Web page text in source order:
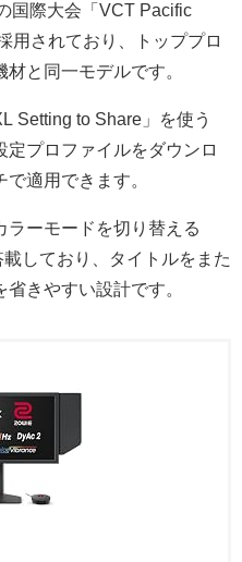
国際大会「VCT Pacific
用されており、トッププロ
と同一モデルです。
Setting to Share」を使う
定プロファイルをダウンロ
適用できます。
ラーモードを切り替える
載しており、タイトルをまた
きやすい設計です。